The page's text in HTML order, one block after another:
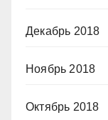
Декабрь 2018
Ноябрь 2018
Октябрь 2018